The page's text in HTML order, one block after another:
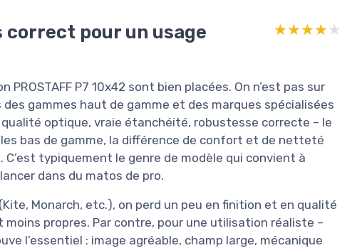
pour un usage
★★★★★
★★★★★
P7 10x42 sont bien placées. On n’est pas sur
gammes haut de gamme et des marques spécialisées
optique, vraie étanchéité, robustesse correcte – le
bas de gamme, la différence de confort et de netteté
typiquement le genre de modèle qui convient à
dans du matos de pro.
Monarch, etc.), on perd un peu en finition et en qualité
moins propres. Par contre, pour une utilisation réaliste –
l’essentiel : image agréable, champ large, mécanique